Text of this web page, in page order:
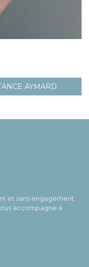
AYMARD
et sans engagement
accompagne à